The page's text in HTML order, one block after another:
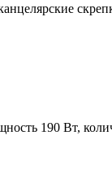
190 Вт,